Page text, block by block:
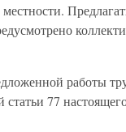
работы
статьи 77